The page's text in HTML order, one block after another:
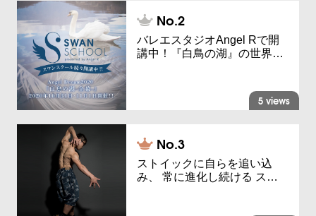
バレエスタジオAngel Rで開
講中！『白鳥の湖』の世界…
5 views
ストイックに自らを追い込
み、 常に進化し続ける ス…